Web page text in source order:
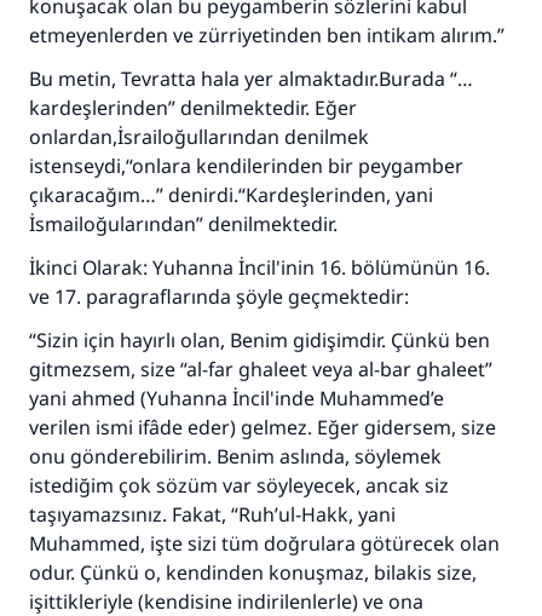
konuşacak olan bu peygamberin sözlerini kabul
etmeyenlerden ve zürriyetinden ben intikam alırım.”
Bu metin, Tevratta hala yer almaktadır.Burada “…
kardeşlerinden” denilmektedir. Eğer
onlardan,İsrailoğullarından denilmek
istenseydi,“onlara kendilerinden bir peygamber
çıkaracağım…” denirdi.“Kardeşlerinden, yani
İsmailoğularından” denilmektedir.
İkinci Olarak: Yuhanna İncil'inin 16. bölümünün 16.
ve 17. paragraflarında şöyle geçmektedir:
“Sizin için hayırlı olan, Benim gidişimdir. Çünkü ben
gitmezsem, size “al-far ghaleet veya al-bar ghaleet”
yani ahmed (Yuhanna İncil'inde Muhammed’e
verilen ismi ifâde eder) gelmez. Eğer gidersem, size
onu gönderebilirim. Benim aslında, söylemek
istediğim çok sözüm var söyleyecek, ancak siz
taşıyamazsınız. Fakat, “Ruh’ul-Hakk, yani
Muhammed, işte sizi tüm doğrulara götürecek olan
odur. Çünkü o, kendinden konuşmaz, bilakis size,
işittikleriyle (kendisine indirilenlerle) ve ona